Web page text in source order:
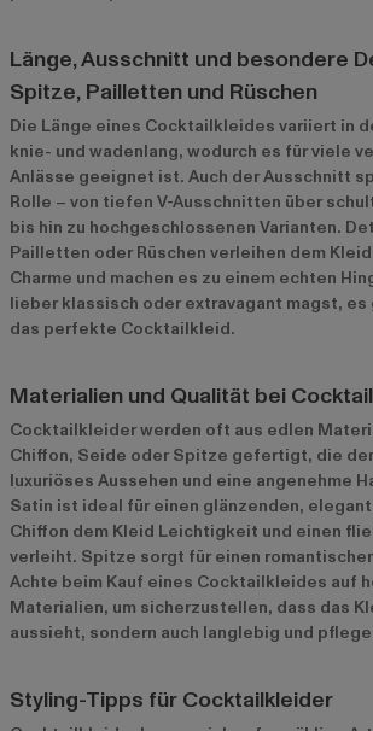
Länge, Ausschnitt und besondere
Spitze, Pailletten und Rüschen
Die Länge eines Cocktailkleides variiert in
knie- und wadenlang, wodurch es für viele
Anlässe geeignet ist. Auch der Ausschnitt
Rolle – von tiefen V-Ausschnitten über
bis hin zu hochgeschlossenen Varianten.
Pailletten oder Rüschen verleihen dem
Charme und machen es zu einem echten
lieber klassisch oder extravagant magst,
das perfekte Cocktailkleid.
Materialien und Qualität bei
Cocktailkleider werden oft aus edlen
Chiffon, Seide oder Spitze gefertigt, die
luxuriöses Aussehen und eine angenehme
Satin ist ideal für einen glänzenden,
Chiffon dem Kleid Leichtigkeit und einen
verleiht. Spitze sorgt für einen
Achte beim Kauf eines Cocktailkleides auf
Materialien, um sicherzustellen, dass das
aussieht, sondern auch langlebig und
Styling-Tipps für Cocktailkleider